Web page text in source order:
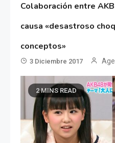
Colaboración entre
causa «desastroso
conceptos»
3 Diciembre 2017
2 MINS READ